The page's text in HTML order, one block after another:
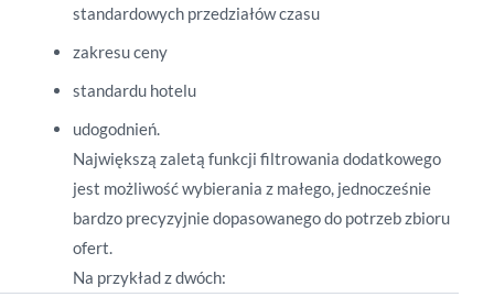
standardowych przedziałów czasu
zakresu ceny
standardu hotelu
udogodnień.
Największą zaletą funkcji filtrowania dodatkowego
jest możliwość wybierania z małego, jednocześnie
bardzo precyzyjnie dopasowanego do potrzeb zbioru
ofert.
Na przykład z dwóch: